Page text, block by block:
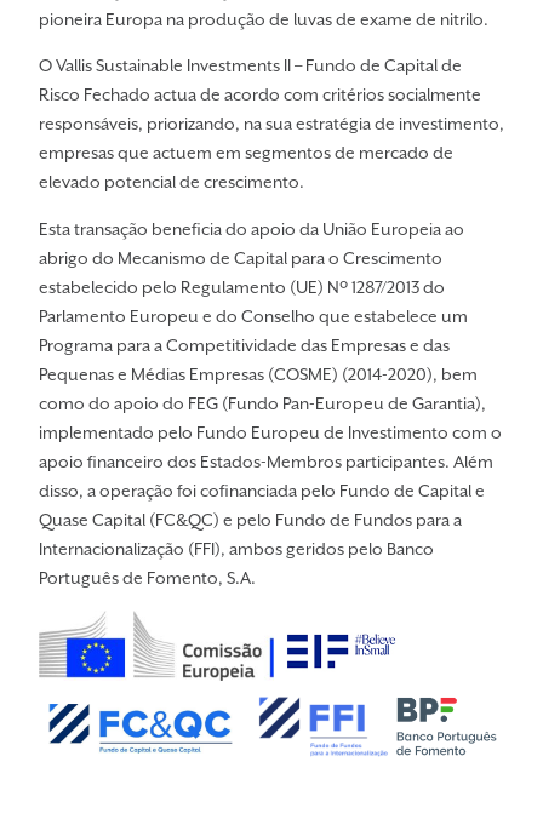
pioneira Europa na produção de luvas de exame de nitrilo.
O Vallis Sustainable Investments II – Fundo de Capital de
Risco Fechado actua de acordo com critérios socialmente
responsáveis, priorizando, na sua estratégia de investimento,
empresas que actuem em segmentos de mercado de
elevado potencial de crescimento.
Esta transação beneficia do apoio da União Europeia ao
abrigo do Mecanismo de Capital para o Crescimento
estabelecido pelo Regulamento (UE) Nº 1287/2013 do
Parlamento Europeu e do Conselho que estabelece um
Programa para a Competitividade das Empresas e das
Pequenas e Médias Empresas (COSME) (2014-2020), bem
como do apoio do FEG (Fundo Pan-Europeu de Garantia),
implementado pelo Fundo Europeu de Investimento com o
apoio financeiro dos Estados-Membros participantes. Além
disso, a operação foi cofinanciada pelo Fundo de Capital e
Quase Capital (FC&QC) e pelo Fundo de Fundos para a
Internacionalização (FFI), ambos geridos pelo Banco
Português de Fomento, S.A.